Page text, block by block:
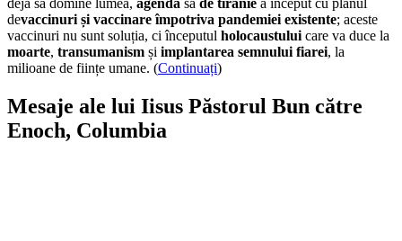
deja să domine lumea, agenda sa de tiranie a început cu planul
devaccinuri și vaccinare împotriva pandemiei existente; aceste
vaccinuri nu sunt soluția, ci începutul holocaustului care va duce la
moarte, transumanism și implantarea semnului fiarei, la
milioane de ființe umane. (Continuați)
Mesaje ale lui Iisus Păstorul Bun către
Enoch, Columbia